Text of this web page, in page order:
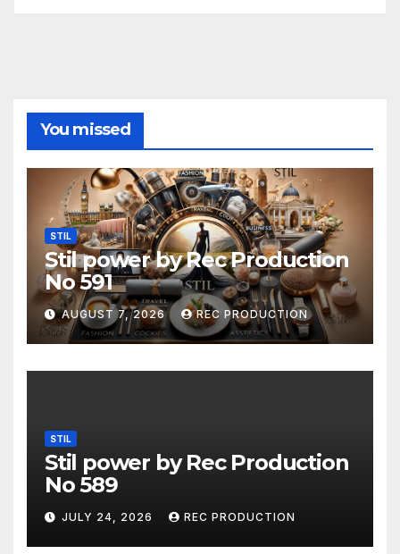
You missed
STIL
Stil power by Rec Production
No 591
AUGUST 7, 2026 REC PRODUCTION
STIL
Stil power by Rec Production
No 589
JULY 24, 2026 REC PRODUCTION